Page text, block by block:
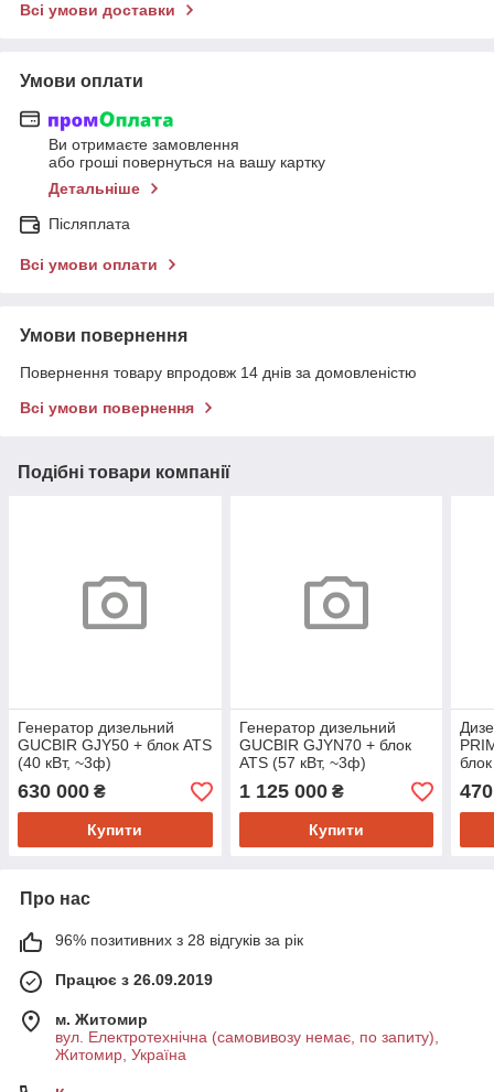
Всі умови доставки
Умови оплати
Ви отримаєте замовлення
або гроші повернуться на вашу картку
Детальніше
Післяплата
Всі умови оплати
Умови повернення
Повернення товару впродовж 14 днів за домовленістю
Всі умови повернення
Подібні товари компанії
Генератор дизельний
GUCBIR GJY50 + блок ATS
(40 кВт, ~3ф)
630 000 ₴
Купити
Генератор дизельний
GUCBIR GJYN70 + блок
ATS (57 кВт, ~3ф)
1 125 000₴
Купити
Про нас
96% позитивних з 28 відгуків за рік
Працює з 26.09.2019
м. Житомир
вул. Електротехнічна (самовивозу немає, по запиту),
Житомир, Україна